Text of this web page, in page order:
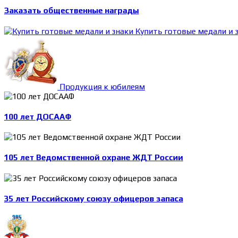
Заказать общественные награды
Купить готовые медали и
Продукция к юбилеям
100 лет ДОСААФ
105 лет Ведомственной охране ЖДТ России
35 лет Российскому союзу офицеров запаса